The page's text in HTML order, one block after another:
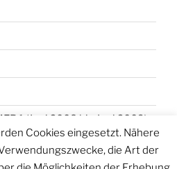
1 (Juni 2008 bis Juni 2009)
Cookies eingesetzt. Nähere
die Art der